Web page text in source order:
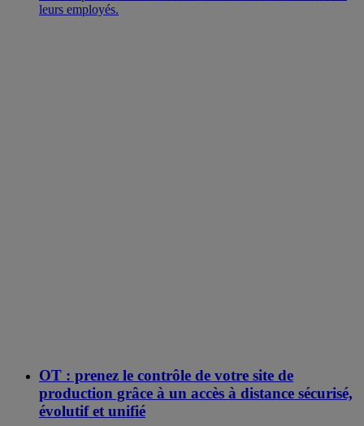
leurs employés.
OT : prenez le contrôle de votre site de
production grâce à un accès à distance sécurisé,
évolutif et unifié